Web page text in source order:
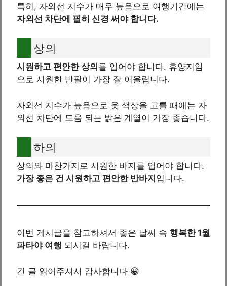
특히, 자외선 지수가 매우 높음으로 여행기간에는
자외선 차단에 필히 신경 써야 합니다.
상의
시원하고 편안한 상의 를 입어야 합니다. 휴양지임
으로 시원한 반팔이 가장 잘 어울립니다.
자외선 지수가 높음으로 옷 색상을 고를 때에는 자
외선 차단에 도움 되는 밝은 계열이 가장 좋습니다.
하의
상의와 마찬가지로 시원한 바지를 입어야 합니다.
가장 좋은 건 시원하고 편안한 반바지 입니다.
이번 게시글을 참고하셔서 좋은 날씨 속 행복한 1월
파타야 여행 되시길 바랍니다.
긴 글 읽어주셔서 감사합니다 😀